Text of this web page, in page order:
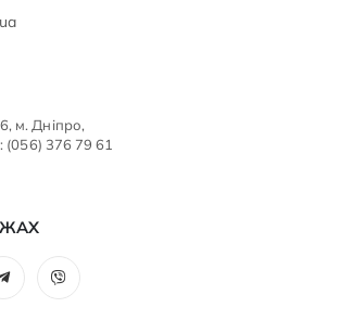
м. Дніпро,
(056) 376 79 61